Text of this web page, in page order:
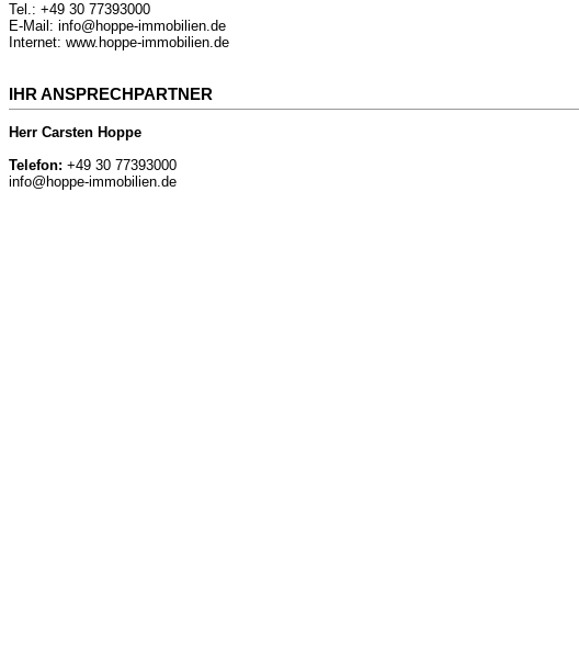
Tel.: +49 30 77393000
E-Mail: info@hoppe-immobilien.de
Internet: www.hoppe-immobilien.de
IHR ANSPRECHPARTNER
Herr Carsten Hoppe
Telefon: +49 30 77393000
info@hoppe-immobilien.de